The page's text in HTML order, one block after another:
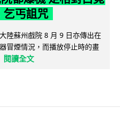
乞丐詛咒
陸蘇州戲院 8 月 9 日亦傳出在
冒煙情況，而播放停止時的畫
閱讀全文